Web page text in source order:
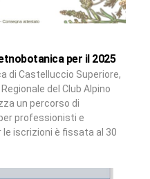
per il 2025
di Castelluccio Superiore,
del Club Alpino
un percorso di
professionisti e
iscrizioni è fissata al 30